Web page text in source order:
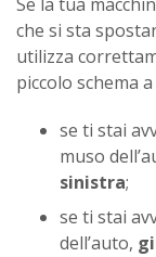
che si sta
utilizza
piccolo schema
se ti stai
muso
sinistra;
se ti stai
dell’auto,